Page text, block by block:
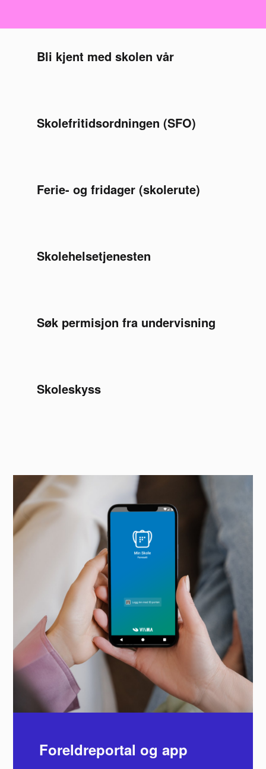
Bli kjent med skolen vår
Skolefritidsordningen (SFO)
Ferie- og fridager (skolerute)
Skolehelsetjenesten
Søk permisjon fra undervisning
Skoleskyss
Foreldreportal og app